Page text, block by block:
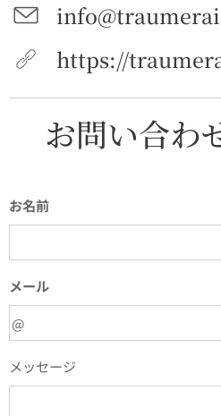
https://
お問い合わ
お名前
メール
メッセージ